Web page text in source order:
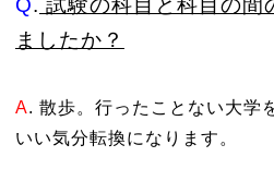
Q. 試験の科目と科目の間
ましたか？
A. 散歩。行ったことない大学
いい気分転換になります。